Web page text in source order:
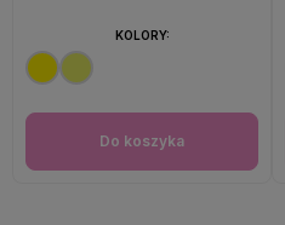
Do koszyka
KOLORY: